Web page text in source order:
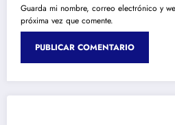
Guarda mi nombre, correo electrónico y
próxima vez que comente.